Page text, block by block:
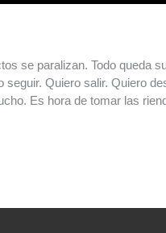
se paralizan. Todo queda
Quiero salir. Quiero
Es hora de tomar las